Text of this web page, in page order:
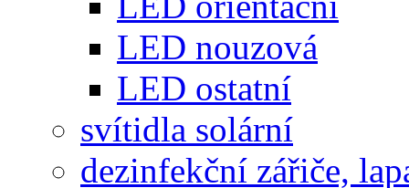
LED nouzová
LED ostatní
svítidla solární
dezinfekční zářiče,